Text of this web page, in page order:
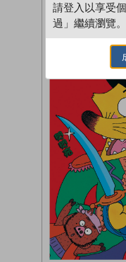
請登入以享受
過」繼續瀏覽。